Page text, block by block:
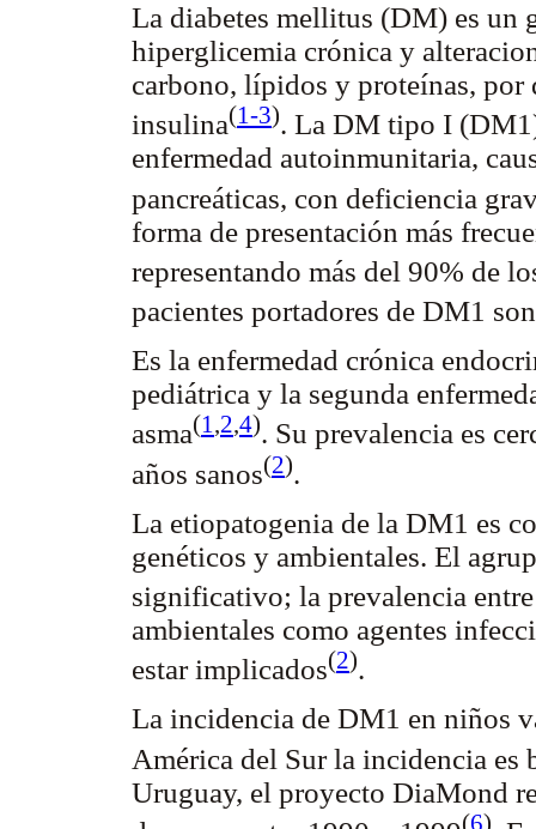
La diabetes mellitus (DM) es un
hiperglicemia crónica y
carbono, lípidos y proteínas, por
insulina(1-3). La DM tipo I
enfermedad autoinmunitaria,
pancreáticas, con deficiencia
forma de presentación más
representando más del 90% de
pacientes portadores de DM1
Es la enfermedad crónica
pediátrica y la segunda
asma(1 ,2,4). Su prevalencia es
años sanos(2).
La etiopatogenia de la DM1 es
genéticos y ambientales. El
significativo; la prevalencia
ambientales como agentes
estar implicados(2).
La incidencia de DM1 en niños
América del Sur la incidencia es
Uruguay, el proyecto DiaMond
(6)